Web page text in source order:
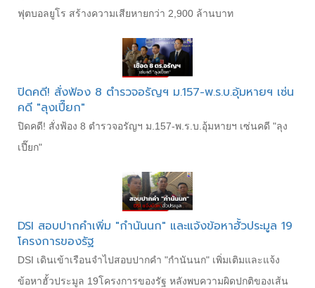
ฟุตบอลยูโร สร้างความเสียหายกว่า 2,900 ล้านบาท
ปิดคดี! สั่งฟ้อง 8 ตำรวจอรัญฯ ม.157-พ.ร.บ.อุ้มหายฯ เซ่น
คดี "ลุงเปี๊ยก"
ปิดคดี! สั่งฟ้อง 8 ตำรวจอรัญฯ ม.157-พ.ร.บ.อุ้มหายฯ เซ่นคดี "ลุง
เปี๊ยก"
DSI สอบปากคำเพิ่ม "กำนันนก" และแจ้งข้อหาฮั้วประมูล 19
โครงการของรัฐ
DSI เดินเข้าเรือนจำไปสอบปากคำ "กำนันนก" เพิ่มเติมและแจ้ง
ข้อหาฮั้วประมูล 19โครงการของรัฐ หลังพบความผิดปกติของเส้น